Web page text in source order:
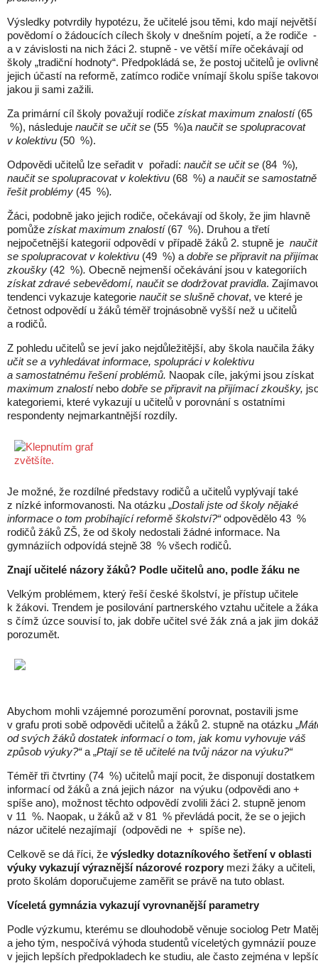
Výsledky potvrdily hypotézu, že učitelé jsou těmi, kdo mají největší
povědomí o žádoucích cílech školy v dnešním pojetí, a že rodiče -
a v závislosti na nich žáci 2. stupně - ve větší míře očekávají od
školy „tradiční hodnoty“. Předpokládá se, že postoj učitelů je
jejich účastí na reformě, zatímco rodiče vnímají školu spíše
jakou ji sami zažili.
Za primární cíl školy považují rodiče získat maximum znalostí(65
%), následuje naučit se učit se (55 %)a naučit se spolupracovat
v kolektivu (50 %).
Odpovědi učitelů lze seřadit v pořadí: naučit se učit se (84 %),
naučit se spolupracovat v kolektivu (68 %) a naučit se samostatně
řešit problémy (45 %).
Žáci, podobně jako jejich rodiče, očekávají od školy, že jim hlavně
pomůže získat maximum znalostí(67 %). Druhou a třetí
nejpočetnější kategorií odpovědí v případě žáků 2. stupně je naučit
se spolupracovat v kolektivu (49 %) a dobře se připravit na
zkoušky (42 %). Obecně nejmenší očekávání jsou v kategoriích
získat zdravé sebevědomí, naučit se dodržovat pravidla.
tendenci vykazuje kategorie naučit se slušně chovat, ve které je
četnost odpovědí u žáků téměř trojnásobně vyšší než u učitelů
a rodičů.
Z pohledu učitelů se jeví jako nejdůležitější, aby škola naučila žáky
učit se a vyhledávat informace, spolupráci v kolektivu
a samostatnému řešení problémů. Naopak cíle, jakými jsou získat
maximum znalostínebo dobře se připravit na přijímací zkoušky,
kategoriemi, které vykazují u učitelů v porovnání s ostatními
respondenty nejmarkantnější rozdíly.
Je možné, že rozdílné představy rodičů a učitelů vyplývají také
z nízké informovanosti. Na otázku „Dostali jste od školy nějaké
informace o tom probíhající reformě školství?“odpovědělo 43 %
rodičů žáků ZŠ, že od školy nedostali žádné informace. Na
gymnáziích odpovídá stejně 38 % všech rodičů.
Znají učitelé názory žáků? Podle učitelů ano, podle žáku ne
Velkým problémem, který řeší české školství, je přístup učitele
k žákovi. Trendem je posilování partnerského vztahu učitele a
s čímž úzce souvisí to, jak dobře učitel své žák zná a jak jim
porozumět.
Abychom mohli vzájemné porozumění porovnat, postavili jsme
v grafu proti sobě odpovědi učitelů a žáků 2. stupně na otázku „
od svých žáků dostatek informací o tom, jak komu vyhovuje váš
způsob výuky?“a „Ptají se tě učitelé na tvůj názor na výuku?“
Téměř tři čtvrtiny (74 %) učitelů mají pocit, že disponují dostatkem
informací od žáků a zná jejich názor na výuku (odpovědi ano +
spíše ano), možnost těchto odpovědí zvolili žáci 2. stupně jenom
v 11 %. Naopak, u žáků až v 81 % převládá pocit, že se o jejich
názor učitelé nezajímají (odpovědi ne + spíše ne).
Celkově se dá říci, že výsledky dotazníkového šetření v oblasti
výuky vykazují výraznější názorové rozpory mezi žáky a učiteli,
proto školám doporučujeme zaměřit se právě na tuto oblast.
Víceletá gymnázia vykazují vyrovnanější parametry
Podle výzkumu, kterému se dlouhodobě věnuje sociolog Petr
a jeho tým, nespočívá výhoda studentů víceletých gymnázií pouze
v jejich lepších předpokladech ke studiu, ale často zejména v